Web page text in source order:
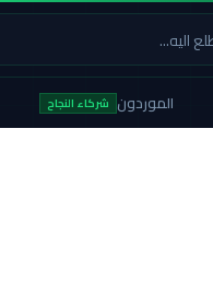
الموردون شركاء النجاح